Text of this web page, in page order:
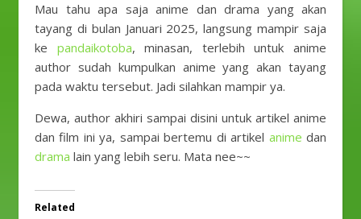
Mau tahu apa saja anime dan drama yang akan
tayang di bulan Januari 2025, langsung mampir saja
ke pandaikotoba, minasan, terlebih untuk anime
author sudah kumpulkan anime yang akan tayang
pada waktu tersebut. Jadi silahkan mampir ya.
Dewa, author akhiri sampai disini untuk artikel anime
dan film ini ya, sampai bertemu di artikel anime dan
drama lain yang lebih seru. Mata nee~~
Related